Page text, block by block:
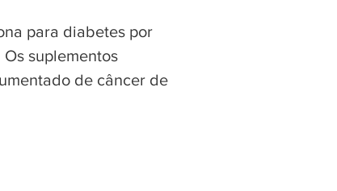
para diabetes por
suplementos
de câncer de